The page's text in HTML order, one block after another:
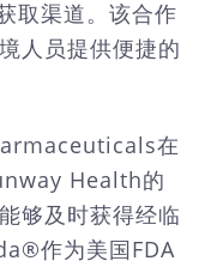
取渠道。该合作
人员提供便捷的
在
Health的
够及时获得经临
作为美国FDA